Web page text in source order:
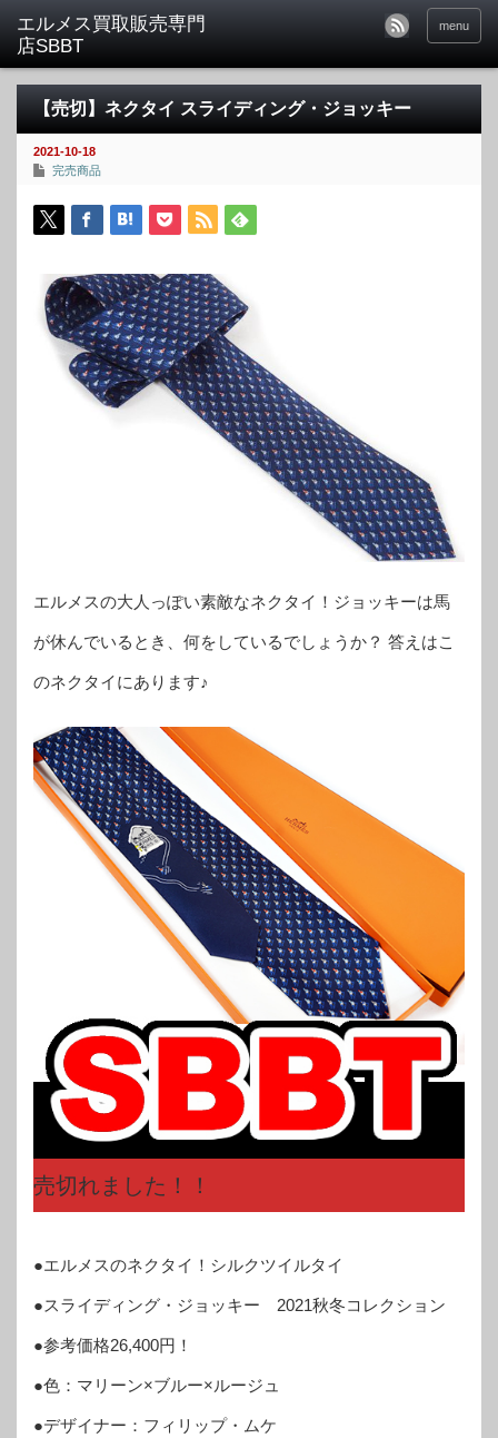
menu
【売切】ネクタイ スライディング・ジョッキー
2021-10-18
完売商品
エルメスの大人っぽい素敵なネクタイ！ジョッキーは馬
が休んでいるとき、何をしているでしょうか？ 答えはこ
のネクタイにあります♪
売切れました！！
●エルメスのネクタイ！シルクツイルタイ
●スライディング・ジョッキー 2021秋冬コレクション
●参考価格26,400円！
●色：マリーン×ブルー×ルージュ
●デザイナー：フィリップ・ムケ